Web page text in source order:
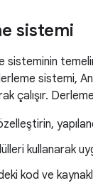
sistemi
sistemi,
çalışır.
kullanarak
kod ve